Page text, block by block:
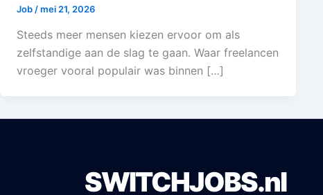
Job /mei 21, 2026
Steeds meer mensen kiezen ervoor om als
zelfstandige aan de slag te gaan. Waar freelancen
vroeger vooral populair was binnen […]
SWITCHJOBS.nl